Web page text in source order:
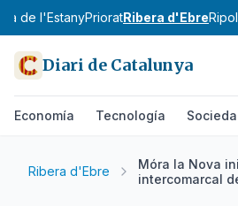
Pla de l'EstanyPrioratRibera d'Ebre
Diari de Catalunya
Economía Tecnología
Ribera d'Ebre
Móra la Nova
intercomarcal